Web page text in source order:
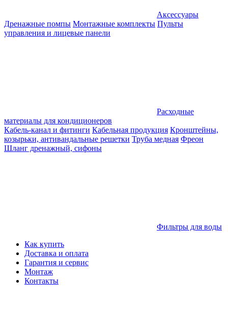
Аксессуары
Дренажные помпы Монтажные комплекты Пульты
управления и лицевые панели
Расходные
материалы для кондиционеров
Кабель-канал и фитинги Кабельная продукция Кронштейны,
козырьки, антивандальные решетки Труба медная Фреон
Шланг дренажный, сифоны
Фильтры для воды
Как купить
Доставка и оплата
Гарантия и сервис
Монтаж
Контакты